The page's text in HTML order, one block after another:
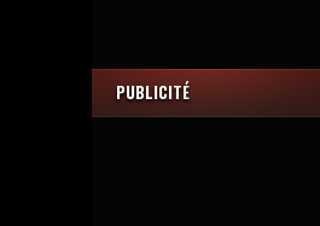
PUBLICITÉ